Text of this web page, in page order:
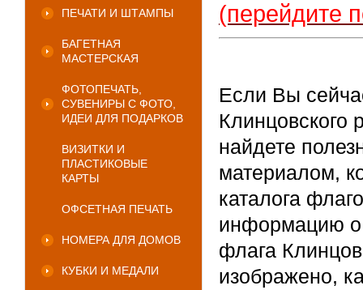
ПЕЧАТИ И ШТАМПЫ
БАГЕТНАЯ
МАСТЕРСКАЯ
ФОТОПЕЧАТЬ,
СУВЕНИРЫ С ФОТО,
ИДЕИ ДЛЯ ПОДАРКОВ
ВИЗИТКИ И
ПЛАСТИКОВЫЕ
КАРТЫ
ОФСЕТНАЯ ПЕЧАТЬ
НОМЕРА ДЛЯ ДОМОВ
КУБКИ И МЕДАЛИ
(перейдите
Если Вы
Клинцовского
найдете
материалом,
каталога
информацию о
флага
изображено,